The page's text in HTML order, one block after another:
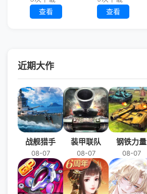
查看
查看
近期大作
战舰猎手
08-07
装甲联队
08-07
钢铁力量
08-07